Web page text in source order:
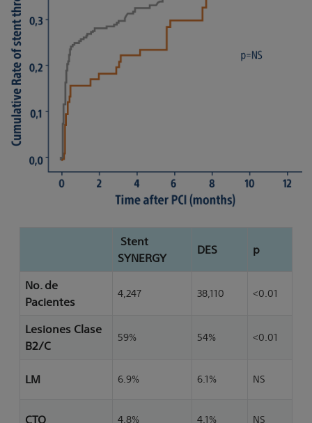
Stent
SYNERGY
DES p
No. de
Pacientes
4,247 38,110 <0.01
Lesiones Clase
B2/C
59% 54% <0.01
LM 6.9% 6.1% NS
CTO 4.8% 4.1% NS